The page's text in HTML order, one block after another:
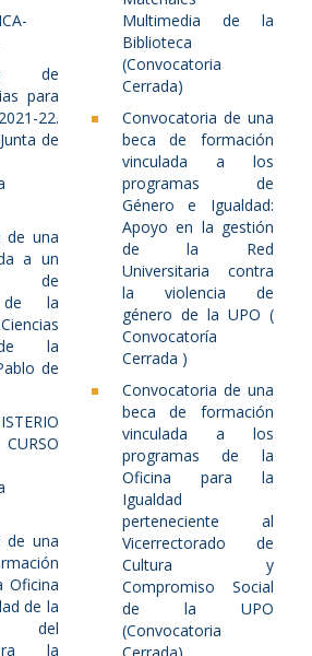
de
para
22.
de
de una
a un
de
de la
de la
de
de una
Oficina
de la
del
la
Multimedia de la
Biblioteca
(Convocatoria
Cerrada)
Convocatoria de una
beca de formación
vinculada a los
programas de
Género e Igualdad:
Apoyo en la gestión
de la Red
Universitaria contra
la violencia de
género de la UPO (
Convocatoría
Cerrada )
Convocatoria de una
beca de formación
vinculada a los
programas de la
Oficina para la
Igualdad
perteneciente al
Vicerrectorado de
Cultura y
Compromiso Social
de la UPO
(Convocatoria